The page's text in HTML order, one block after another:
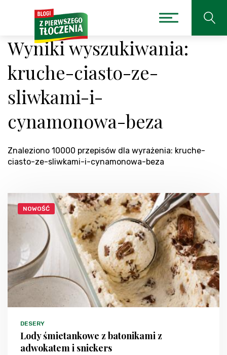
Wyniki wyszukiwania:
kruche-ciasto-ze-
sliwkami-i-
cynamonowa-beza
Znaleziono 10000 przepisów dla wyrażenia: kruche-
ciasto-ze-sliwkami-i-cynamonowa-beza
NOWOŚĆ
DESERY
Lody śmietankowe z batonikami z
adwokatem i snickers